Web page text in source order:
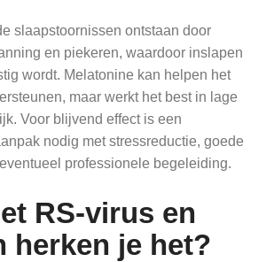
slaapstoornissen ontstaan door
en piekeren, waardoor inslapen
wordt. Melatonine kan helpen het
maar werkt het best in lage
Voor blijvend effect is een
nodig met stressreductie, goede
professionele begeleiding.
RS-virus en
herken je het?